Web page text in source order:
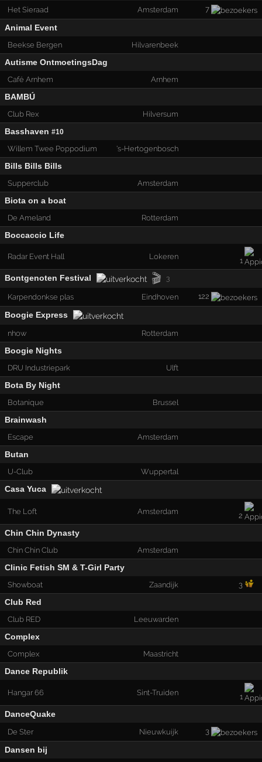
Het Sieraad Amsterdam 7
Animal Event
Beekse Bergen Hilvarenbeek
Autisme OntmoetingsDag
Café Arnhem Arnhem
BAMBÚ
Club Rex Hilversum
Basshaven#10
Willem Twee Poppodium 's-Hertogenbosch
Bills Bills Bills
Supperclub Amsterdam
Biota on a boat
De Ameland Rotterdam
Boccaccio Life
Radar Event Hall Lokeren 1
Bontgenoten Festival 🎬 3
Karpendonkse plas Eindhoven 122
Boogie Express
nhow Rotterdam
Boogie Nights
DRU Industriepark Ulft
Bota By Night
Botanique Brussel
Brainwash
Escape Amsterdam
Butan
U-Club Wuppertal
Casa Yuca
The Loft Amsterdam 2
Chin Chin Dynasty
Chin Chin Club Amsterdam
Clinic Fetish SM & T-Girl Party
Showboat Zaandijk 3
Club Red
Club RED Leeuwarden
Complex
Complex Maastricht
Dance Republik
Hangar 66 Sint-Truiden 1
DanceQuake
De Ster Nieuwkuijk 3
Dansen bij